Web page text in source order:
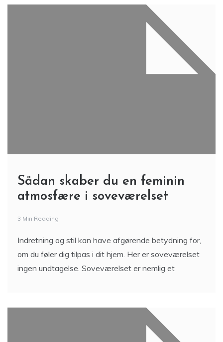
Sådan skaber du en feminin
atmosfære i soveværelset
3 Min Reading
Indretning og stil kan have afgørende betydning for,
om du føler dig tilpas i dit hjem. Her er soveværelset
ingen undtagelse. Soveværelset er nemlig et